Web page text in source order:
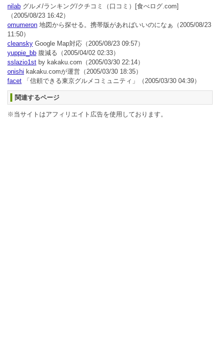
nilab グルメ/ランキング/クチコミ（口コミ）[食べログ.com]
（2005/08/23 16:42）
omumeron 地図から探せる。携帯版があればいいのになぁ （2005/08/23
11:50）
cleansky Google Map対応 （2005/08/23 09:57）
yuppie_bb 腹減る （2005/04/02 02:33）
sslazio1st by kakaku.com （2005/03/30 22:14）
onishi kakaku.comが運営 （2005/03/30 18:35）
facet 「信頼できる東京グルメコミュニティ」 （2005/03/30 04:39）
関連するページ
※当サイトはアフィリエイト広告を使用しております。